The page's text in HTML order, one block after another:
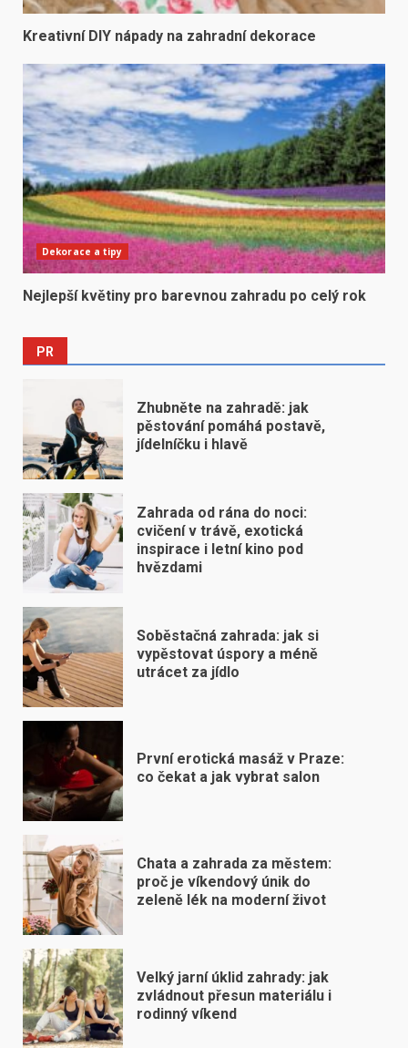
Kreativní DIY nápady na zahradní dekorace
Dekorace a tipy
Nejlepší květiny pro barevnou zahradu po celý rok
PR
Zhubněte na zahradě: jak
pěstování pomáhá postavě,
jídelníčku i hlavě
Zahrada od rána do noci:
cvičení v trávě, exotická
inspirace i letní kino pod
hvězdami
Soběstačná zahrada: jak si
vypěstovat úspory a méně
utrácet za jídlo
První erotická masáž v Praze:
co čekat a jak vybrat salon
Chata a zahrada za městem:
proč je víkendový únik do
zeleně lék na moderní život
Velký jarní úklid zahrady: jak
zvládnout přesun materiálu i
rodinný víkend